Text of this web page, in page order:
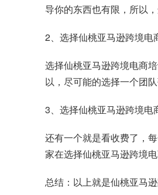
导你的东西也有限，所以
2、选择仙桃亚马逊跨境电
选择仙桃亚马逊跨境电商
以，尽可能的选择一个团
3、选择仙桃亚马逊跨境电
还有一个就是看收费了，
家在选择仙桃亚马逊跨境
总结：以上就是仙桃亚马